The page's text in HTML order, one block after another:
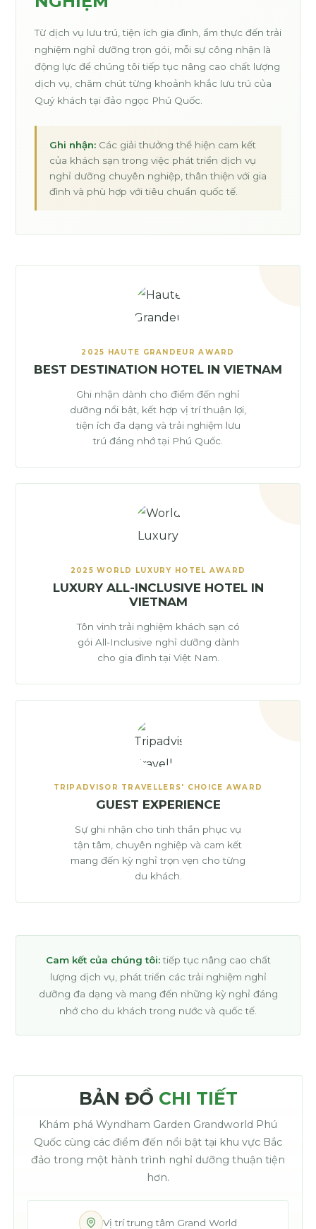
Từ dịch vụ lưu trú, tiện ích gia đình, ẩm thực đến trải
nghiệm nghỉ dưỡng trọn gói, mỗi sự công nhận là
động lực để chúng tôi tiếp tục nâng cao chất lượng
dịch vụ, chăm chút từng khoảnh khắc lưu trú của
Quý khách tại đảo ngọc Phú Quốc.
Ghi nhận: Các giải thưởng thể hiện cam kết
của khách sạn trong việc phát triển dịch vụ
nghỉ dưỡng chuyên nghiệp, thân thiện với gia
đình và phù hợp với tiêu chuẩn quốc tế.
2025 HAUTE GRANDEUR AWARD
BEST DESTINATION HOTEL IN VIETNAM
Ghi nhận dành cho điểm đến nghỉ
dưỡng nổi bật, kết hợp vị trí thuận lợi,
tiện ích đa dạng và trải nghiệm lưu
trú đáng nhớ tại Phú Quốc.
2025 WORLD LUXURY HOTEL AWARD
LUXURY ALL-INCLUSIVE HOTEL IN
VIETNAM
Tôn vinh trải nghiệm khách sạn có
gói All-Inclusive nghỉ dưỡng dành
cho gia đình tại Việt Nam.
TRIPADVISOR TRAVELLERS' CHOICE AWARD
GUEST EXPERIENCE
Sự ghi nhận cho tinh thần phục vụ
tận tâm, chuyên nghiệp và cam kết
mang đến kỳ nghỉ trọn vẹn cho từng
du khách.
Cam kết của chúng tôi:tiếp tục nâng cao chất
lượng dịch vụ, phát triển các trải nghiệm nghỉ
dưỡng đa dạng và mang đến những kỳ nghỉ đáng
nhớ cho du khách trong nước và quốc tế.
BẢN ĐỒ CHI TIẾT
Khám phá Wyndham Garden Grandworld Phú
Quốc cùng các điểm đến nổi bật tại khu vực Bắc
đảo trong một hành trình nghỉ dưỡng thuận tiện
hơn.
Vị trí trung tâm Grand World